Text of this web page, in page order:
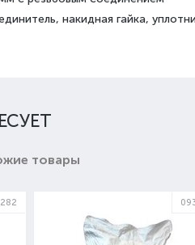
накидная гайка,
товары